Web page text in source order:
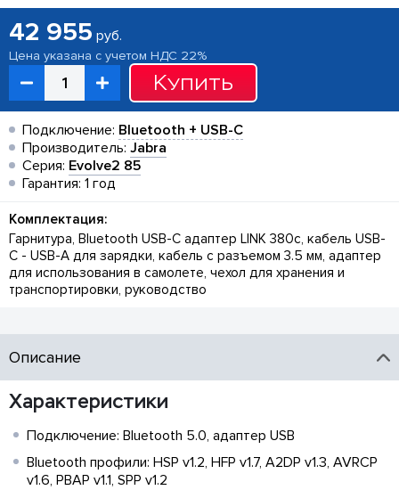
42 955 руб.
Цена указана с учетом НДС 22%
Купить
Подключение: Bluetooth + USB-C
Производитель: Jabra
Серия: Evolve2 85
Гарантия: 1 год
Комплектация:
Гарнитура, Bluetooth USB-C адаптер LINK 380c, кабель USB-
C - USB-A для зарядки, кабель с разъемом 3.5 мм, адаптер
для использования в самолете, чехол для хранения и
транспортировки, руководство
Описание
Характеристики
Подключение: Bluetooth 5.0, адаптер USB
Bluetooth профили: HSP v1.2, HFP v1.7, A2DP v1.3, AVRCP
v1.6, PBAP v1.1, SPP v1.2